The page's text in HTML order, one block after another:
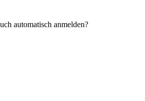
automatisch anmelden?